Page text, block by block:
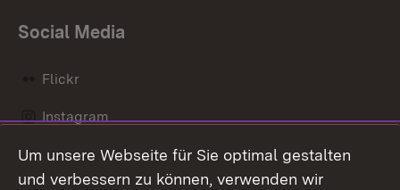
Social Media
Flickr
Instagram
Social Wall
Um unsere Webseite für Sie optimal gestalten
und verbessern zu können, verwenden wir